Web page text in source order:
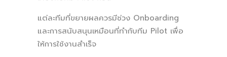
แต่ละทีมที่ขยายผลควรมีช่วง Onboarding
และการสนับสนุนเหมือนที่ทำกับทีม Pilot เพื่อ
ให้การใช้งานสำเร็จ